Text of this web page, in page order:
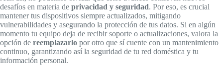
desafíos en materia de privacidad y seguridad. Por eso, es crucial
mantener tus dispositivos siempre actualizados, mitigando
vulnerabilidades y asegurando la protección de tus datos. Si en algún
momento tu equipo deja de recibir soporte o actualizaciones, valora la
opción de reemplazarlo por otro que sí cuente con un mantenimiento
continuo, garantizando así la seguridad de tu red doméstica y tu
información personal.